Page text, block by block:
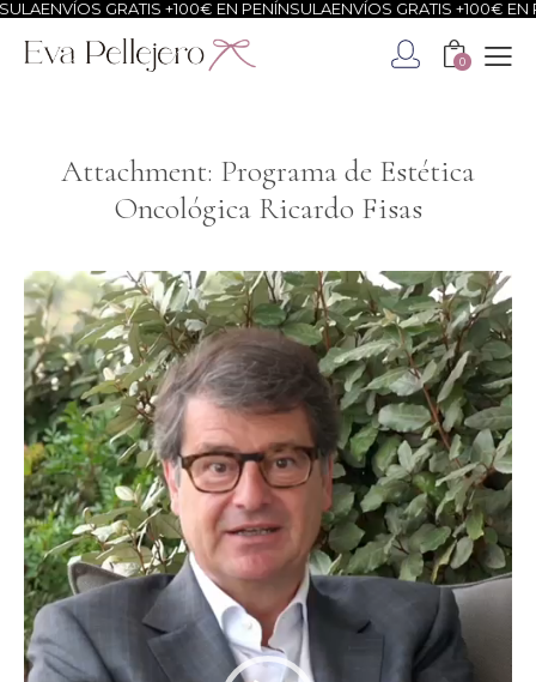
ENVÍOS GRATIS +100€ EN PENÍNSULA ENVÍOS GRATIS +100€ EN
0
Attachment: Programa de Estética
Oncológica Ricardo Fisas
Reproductor
de
vídeo